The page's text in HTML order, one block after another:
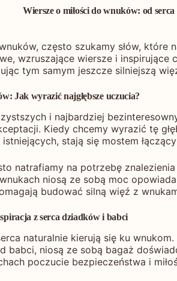
Wiersze o miłości do wnuków: od
często szukamy słów,
wzruszające wiersze i
tym samym jeszcze silniejszą
Jak wyrazić najgłębsze uczucia?
i najbardziej
Kiedy chcemy wyrazić tę
stają się mostem
natrafiamy na potrzebę
niosą ze sobą moc
budować silną więź z
z serca dziadków i babci
naturalnie kierują się ku
babci, niosą ze sobą bagaż
poczucie bezpieczeństwa i